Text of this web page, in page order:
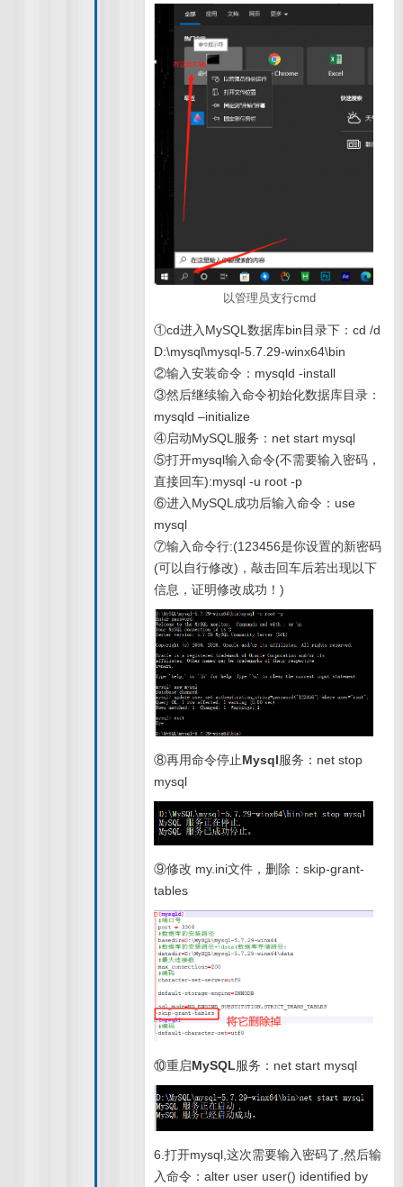
以管理员支行cmd
①cd进入MySQL数据库bin目录下：cd /d
D:\mysql\mysql-5.7.29-winx64\bin
②输入安装命令：mysqld -install
③然后继续输入命令初始化数据库目录：
mysqld –initialize
④启动MySQL服务：net start mysql
⑤打开mysql输入命令(不需要输入密码，
直接回车):mysql -u root -p
⑥进入MySQL成功后输入命令：use
mysql
⑦输入命令行:(123456是你设置的新密码
(可以自行修改)，敲击回车后若出现以下
信息，证明修改成功！)
⑧再用命令停止Mysql服务：net stop
mysql
⑨修改 my.ini文件，删除：skip-grant-
tables
⑩重启MySQL服务：net start mysql
6.打开mysql,这次需要输入密码了,然后输
入命令：alter user user() identified by